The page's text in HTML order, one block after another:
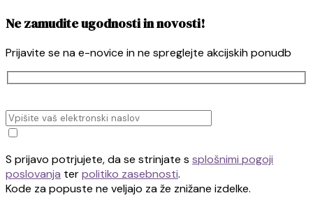
Ne zamudite ugodnosti in novosti!
Prijavite se na e-novice in ne spreglejte akcijskih ponudb
S prijavo potrjujete, da se strinjate s splošnimi pogoji
poslovanja terpolitiko zasebnosti.
Kode za popuste ne veljajo za že znižane izdelke.